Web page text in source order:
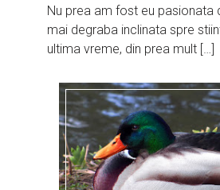
Nu prea am fost eu pasionata
mai degraba inclinata spre
ultima vreme, din prea mult […]